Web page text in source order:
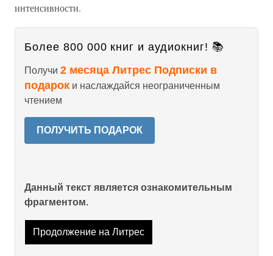
интенсивности.
Более 800 000 книг и аудиокниг! 📚
Получи 2 месяца Литрес Подписки в
подарок и наслаждайся неограниченным
чтением
ПОЛУЧИТЬ ПОДАРОК
Данный текст является ознакомительным
фрагментом.
Продолжение на Литрес